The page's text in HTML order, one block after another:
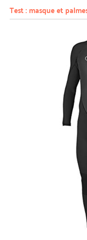
Test : masque et